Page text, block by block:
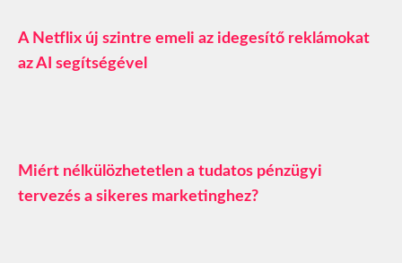
A Netflix új szintre emeli az idegesítő reklámokat
az AI segítségével
Miért nélkülözhetetlen a tudatos pénzügyi
tervezés a sikeres marketinghez?